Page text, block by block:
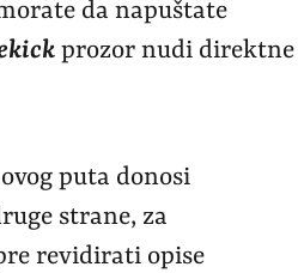
da napuštate
prozor nudi direktne
puta donosi
strane, za
revidirati opise